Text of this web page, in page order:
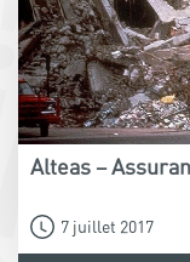
Alteas –
7 juillet 2017